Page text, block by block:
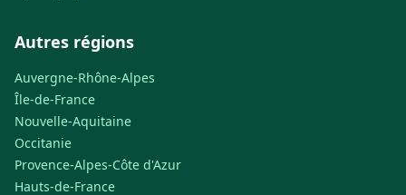
Autres régions
Auvergne-Rhône-Alpes
Île-de-France
Nouvelle-Aquitaine
Occitanie
Provence-Alpes-Côte d'Azur
Hauts-de-France